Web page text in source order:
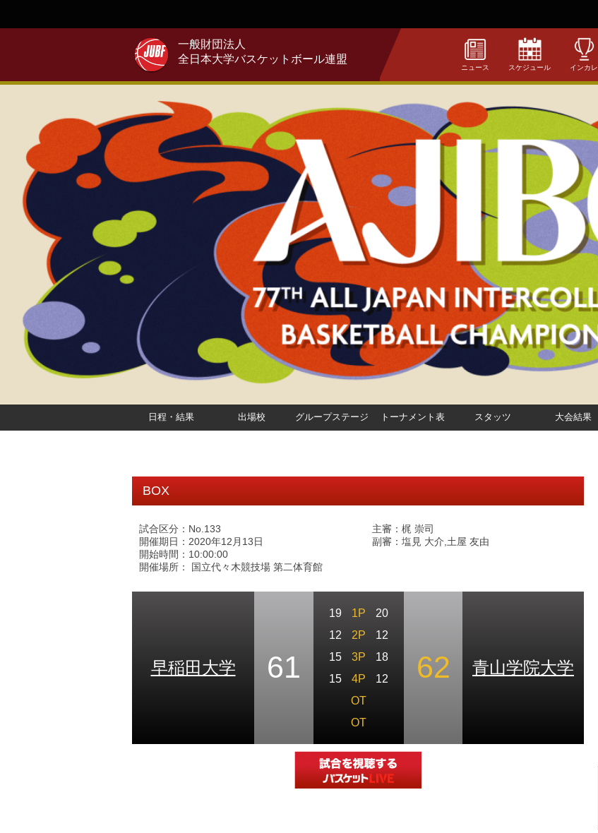
一般財団法人
全日本大学バスケットボール連盟
ニュース スケジュール インカレ
日程・結果 出場校 グループステージ トーナメント表 スタッツ 大会結果
BOX
試合区分：No.133
開催期日：2020年12月13日
開始時間：10:00:00
開催場所： 国立代々木競技場 第二体育館
主審：梶 崇司
副審：塩見 大介,土屋 友由
早稲田大学 61
19 1P
20
12
2P
12
15
3P
18
15
4P
12
OT
OT
62 青山学院大学